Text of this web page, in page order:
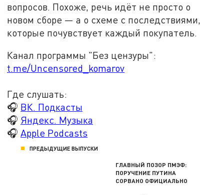
вопросов. Похоже, речь идёт не просто о
новом сборе — а о схеме с последствиями,
которые почувствует каждый покупатель.
Канал программы "Без цензуры":
t.me/Uncensored_komarov
Где слушать:
🎧 ВК. Подкасты
🎧 Яндекс. Музыка
🎧Apple Podcasts
ПРЕДЫДУЩИЕ ВЫПУСКИ
ГЛАВНЫЙ ПОЗОР ПМЭФ:
ПОРУЧЕНИЕ ПУТИНА
СОРВАНО ОФИЦИАЛЬНО